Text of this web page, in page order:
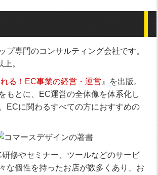
プ専門のコンサルティング会社です。
。
る！EC事業の経営・運営 』を出版。
もとに、EC運営の全体像を体系化し
ECに関わるすべての方におすすめの
修やセミナー、ツールなどのサービ
な個性を持ったお店が数多くあり、お